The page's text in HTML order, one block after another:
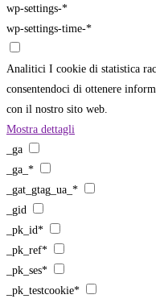
wp-settings-*
wp-settings-time-*
Analitici I cookie di statistica
consentendoci di ottenere
con il nostro sito web.
Mostra dettagli
_ga
_ga_*
_gat_gtag_ua_*
_gid
_pk_id*
_pk_ref*
_pk_ses*
_pk_testcookie*